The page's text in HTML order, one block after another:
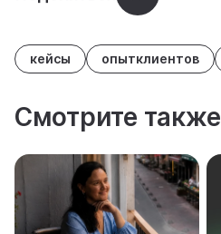
кейсы опытклиентов
Смотрите также